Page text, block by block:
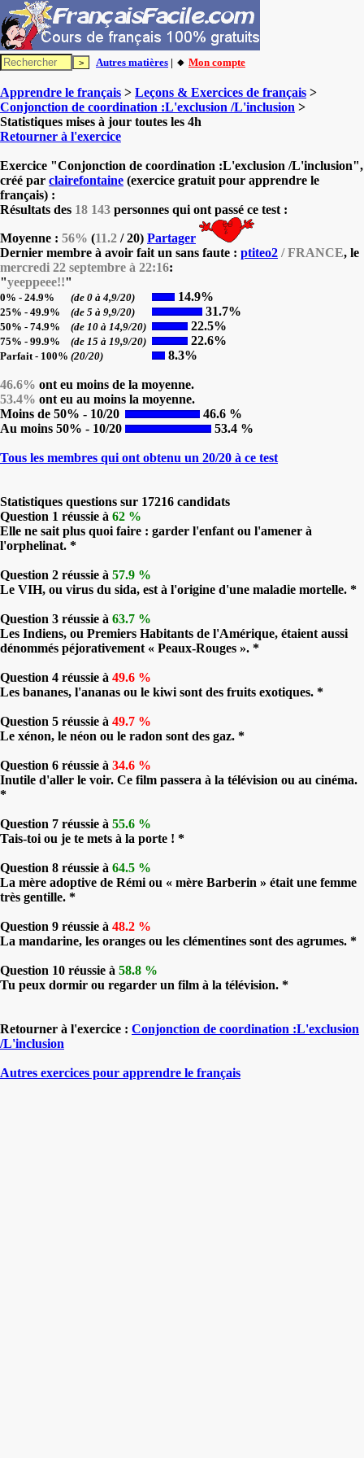
Autres matières | 🔸 Mon compte
Apprendre le français > Leçons & Exercices de français >
Conjonction de coordination :L'exclusion /L'inclusion >
Statistiques mises à jour toutes les 4h
Retourner à l'exercice
Exercice "Conjonction de coordination :L'exclusion /L'inclusion",
créé par clairefontaine (exercice gratuit pour apprendre le
français) :
Résultats des 18 143 personnes qui ont passé ce test :
Moyenne : 56% (11.2 / 20) Partager
Dernier membre à avoir fait un sans faute : ptiteo2 / FRANCE, le
mercredi 22 septembre à 22:16:
"yeeppeee!!"
0% - 24.9% (de 0 à 4,9/20) 14.9%
25% - 49.9% (de 5 à 9,9/20) 31.7%
50% - 74.9% (de 10 à 14,9/20) 22.5%
75% - 99.9% (de 15 à 19,9/20) 22.6%
Parfait - 100% (20/20) 8.3%
46.6% ont eu moins de la moyenne.
53.4% ont eu au moins la moyenne.
Moins de 50% - 10/20
46.6 %
Au moins 50% - 10/20
53.4 %
Tous les membres qui ont obtenu un 20/20 à ce test
Statistiques questions sur 17216 candidats
Question 1 réussie à 62 %
Elle ne sait plus quoi faire : garder l'enfant ou l'amener à
l'orphelinat. *
Question 2 réussie à 57.9 %
Le VIH, ou virus du sida, est à l'origine d'une maladie mortelle. *
Question 3 réussie à 63.7 %
Les Indiens, ou Premiers Habitants de l'Amérique, étaient aussi
dénommés péjorativement « Peaux-Rouges ». *
Question 4 réussie à 49.6 %
Les bananes, l'ananas ou le kiwi sont des fruits exotiques. *
Question 5 réussie à 49.7 %
Le xénon, le néon ou le radon sont des gaz. *
Question 6 réussie à 34.6 %
Inutile d'aller le voir. Ce film passera à la télévision ou au cinéma.
*
Question 7 réussie à 55.6 %
Tais-toi ou je te mets à la porte ! *
Question 8 réussie à 64.5 %
La mère adoptive de Rémi ou « mère Barberin » était une femme
très gentille. *
Question 9 réussie à 48.2 %
La mandarine, les oranges ou les clémentines sont des agrumes. *
Question 10 réussie à 58.8 %
Tu peux dormir ou regarder un film à la télévision. *
Retourner à l'exercice : Conjonction de coordination :L'exclusion
/L'inclusion
Autres exercices pour apprendre le français